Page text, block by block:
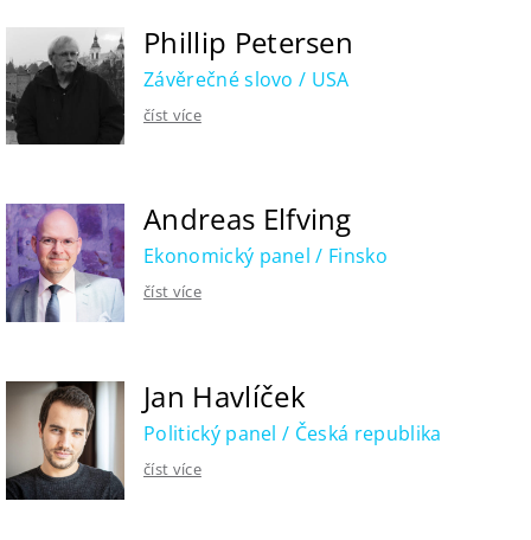
Phillip Petersen
Závěrečné slovo / USA
číst více
Andreas Elfving
Ekonomický panel / Finsko
číst více
Jan Havlíček
Politický panel / Česká republika
číst více